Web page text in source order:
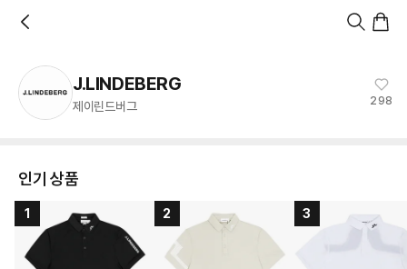
앱 열기
J.LINDEBERG
제이린드버그 298
인기 상품
1 2 3